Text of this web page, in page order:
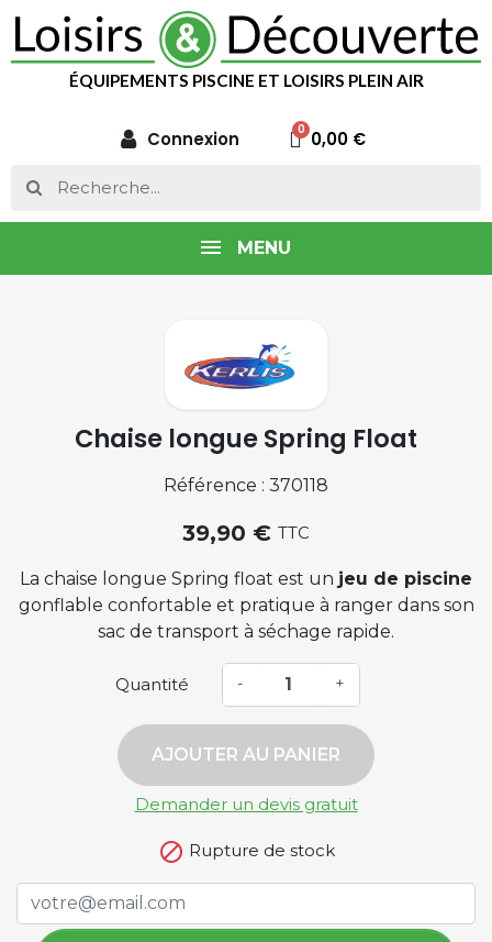
ÉQUIPEMENTS PISCINE ET LOISIRS PLEIN AIR
Connexion 0,00 €
MENU
Chaise longue Spring Float
Référence : 370118
39,90 € TTC
La chaise longue Spring float est un jeu de piscine
gonflable confortable et pratique à ranger dans son
sac de transport à séchage rapide.
Quantité - +
AJOUTER AU PANIER
Demander un devis gratuit
 Rupture de stock